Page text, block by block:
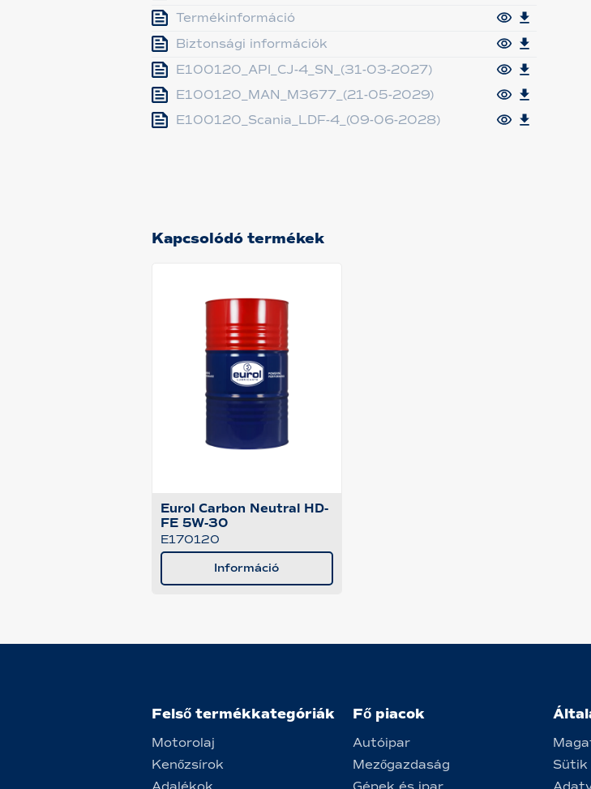
Termékinformáció
Biztonsági információk
E100120_API_CJ-4_SN_(31-03-2027)
E100120_MAN_M3677_(21-05-2029)
E100120_Scania_LDF-4_(09-06-2028)
Kapcsolódó termékek
Eurol Carbon Neutral HD-
FE 5W-30
E170120
Információ
Felső termékkategóriák
Motorolaj
Kenőzsírok
Fő piacok
Autóipar
Mezőgazdaság
Sütik